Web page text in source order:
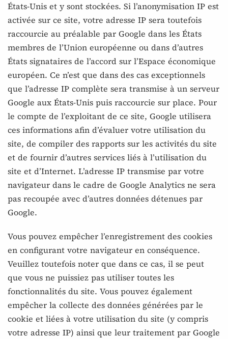
États-Unis et y sont stockées. Si l’anonymisation IP est
activée sur ce site, votre adresse IP sera toutefois
raccourcie au préalable par Google dans les États
membres de l’Union européenne ou dans d’autres
États signataires de l’accord sur l’Espace économique
européen. Ce n’est que dans des cas exceptionnels
que l’adresse IP complète sera transmise à un serveur
Google aux États-Unis puis raccourcie sur place. Pour
le compte de l’exploitant de ce site, Google utilisera
ces informations afin d’évaluer votre utilisation du
site, de compiler des rapports sur les activités du site
et de fournir d’autres services liés à l’utilisation du
site et d’Internet. L’adresse IP transmise par votre
navigateur dans le cadre de Google Analytics ne sera
pas recoupée avec d’autres données détenues par
Google.
Vous pouvez empêcher l’enregistrement des cookies
en configurant votre navigateur en conséquence.
Veuillez toutefois noter que dans ce cas, il se peut
que vous ne puissiez pas utiliser toutes les
fonctionnalités du site. Vous pouvez également
empêcher la collecte des données générées par le
cookie et liées à votre utilisation du site (y compris
votre adresse IP) ainsi que leur traitement par Google